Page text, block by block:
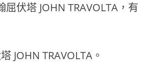
伏塔 JOHN TRAVOLTA，有
JOHN TRAVOLTA。